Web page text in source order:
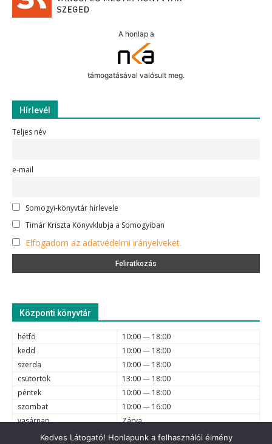
A honlap a
támogatásával valósult meg.
Hírlevél
Teljes név
e-mail
Somogyi-könyvtár hírlevele
Timár Kriszta Könyvklubja a Somogyiban
Elfogadom az adatvédelmi irányelveket.
Központi könyvtár
hétfõ
10:00 — 18:00
kedd
10:00 — 18:00
szerda
10:00 — 18:00
csütörtök
13:00 — 18:00
péntek
10:00 — 18:00
szombat
10:00 — 16:00
vasárnap
Zárva
Kedves Látogató! Honlapunk a felhasználói élmény